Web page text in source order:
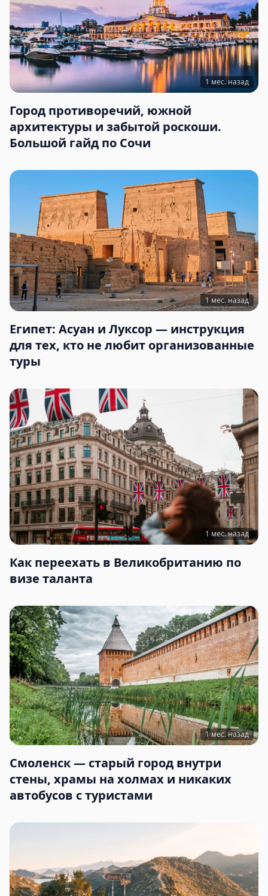
1 мес. назад
Город противоречий, южной
архитектуры и забытой роскоши.
Большой гайд по Сочи
1 мес. назад
Египет: Асуан и Луксор — инструкция
для тех, кто не любит организованные
туры
1 мес. назад
Как переехать в Великобританию по
визе таланта
1 мес. назад
Смоленск — старый город внутри
стены, храмы на холмах и никаких
автобусов с туристами